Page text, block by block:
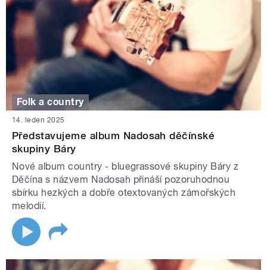
Folk a country
14. leden 2025
Představujeme album Nadosah děčínské
skupiny Báry
Nové album country - bluegrassové skupiny Báry z
Děčína s názvem Nadosah přináší pozoruhodnou
sbírku hezkých a dobře otextovaných zámořských
melodií.